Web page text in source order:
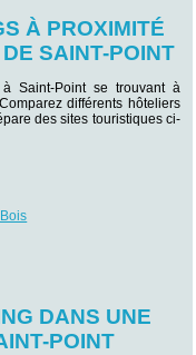
À PROXIMITÉ
SAINT-POINT
Saint-Point se trouvant à
différents hôteliers
des sites touristiques ci-
DANS UNE
POINT